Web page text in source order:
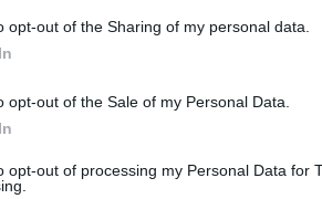
opt-out of the Sharing of my personal data.
opt-out of the Sale of my Personal Data.
opt-out of processing my Personal Data for
volt,
elmesélte, miről